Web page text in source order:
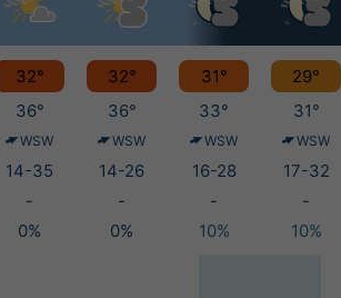
32° 32° 31°
29°
36° 36° 33° 31°
WSW WSW WSW WSW
14-35 14-26 16-28
17-32
- - -
-
0% 0% 10% 10%